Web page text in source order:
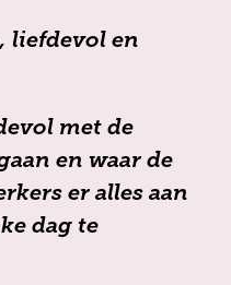
liefdevol en
met de
en waar de
er alles aan
dag te